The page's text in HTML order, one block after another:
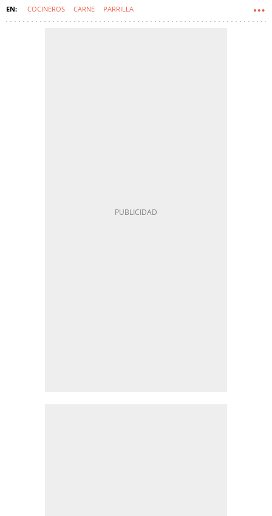
COCINEROS CARNE PARRILLA